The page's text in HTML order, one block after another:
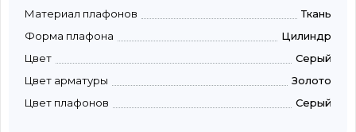
Материал плафонов
Ткань
Форма плафона
Цилиндр
Цвет
Серый
Цвет арматуры
Золото
Цвет плафонов
Серый